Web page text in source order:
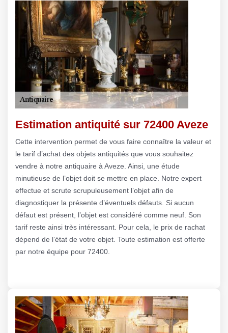
Estimation antiquité sur 72400 Aveze
Cette intervention permet de vous faire connaître la valeur et
le tarif d’achat des objets antiquités que vous souhaitez
vendre à notre antiquaire à Aveze. Ainsi, une étude
minutieuse de l’objet doit se mettre en place. Notre expert
effectue et scrute scrupuleusement l’objet afin de
diagnostiquer la présente d’éventuels défauts. Si aucun
défaut est présent, l’objet est considéré comme neuf. Son
tarif reste ainsi très intéressant. Pour cela, le prix de rachat
dépend de l’état de votre objet. Toute estimation est offerte
par notre équipe pour 72400.